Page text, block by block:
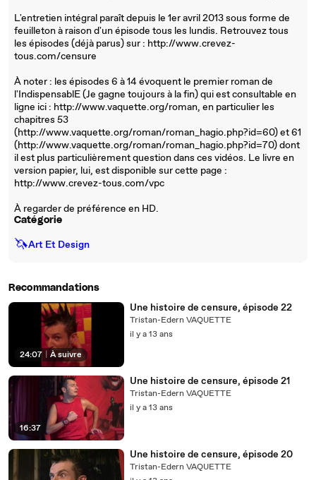
L'entretien intégral paraît depuis le 1er avril 2013 sous forme de
feuilleton à raison d'un épisode tous les lundis. Retrouvez tous
les épisodes (déjà parus) sur : http://www.crevez-
tous.com/censure
À noter : les épisodes 6 à 14 évoquent le premier roman de
l'IndispensablE (Je gagne toujours à la fin) qui est consultable en
ligne ici : http://www.vaquette.org/roman, en particulier les
chapitres 53
(http://www.vaquette.org/roman/roman_hagio.php?id=60) et 61
(http://www.vaquette.org/roman/roman_hagio.php?id=70) dont
il est plus particulièrement question dans ces vidéos. Le livre en
version papier, lui, est disponible sur cette page :
http://www.crevez-tous.com/vpc
À regarder de préférence en HD.
Catégorie
🦄Art Et Design
Recommandations
24:07 À suivre
Une histoire de censure, épisode 22
Tristan-Edern VAQUETTE
il y a 13 ans
16:37
Une histoire de censure, épisode 21
Tristan-Edern VAQUETTE
il y a 13 ans
Une histoire de censure, épisode 20
Tristan-Edern VAQUETTE